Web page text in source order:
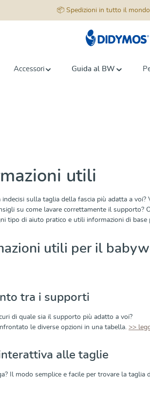
📦 Spedizioni in tutto il mondo
Accessori Guida al BW
utili
indecisi sulla taglia della fascia più adatta a
su come lavare correttamente il
tipo di aiuto pratico e utili informazioni di
utili per il
tra i supporti
di quale sia il supporto più adatto a voi?
le diverse opzioni in una tabella. >>
alle taglie
Il modo semplice e facile per trovare la taglia